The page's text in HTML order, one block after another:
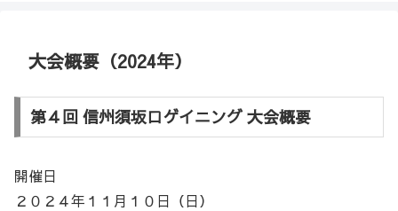
大会概要（2024年）
第４回 信州須坂ロゲイニング 大会概要
開催日
２０２４年１１月１０日（日）